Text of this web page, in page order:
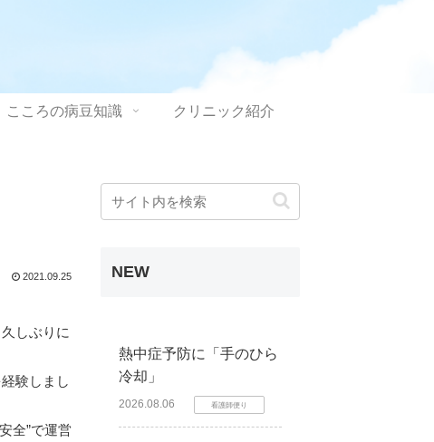
こころの病豆知識 クリニック紹介
2021.09.25
しぶりに
験しまし
全”で運営
NEW
熱中症予防に「手のひら
冷却」
2026.08.06 看護師便り